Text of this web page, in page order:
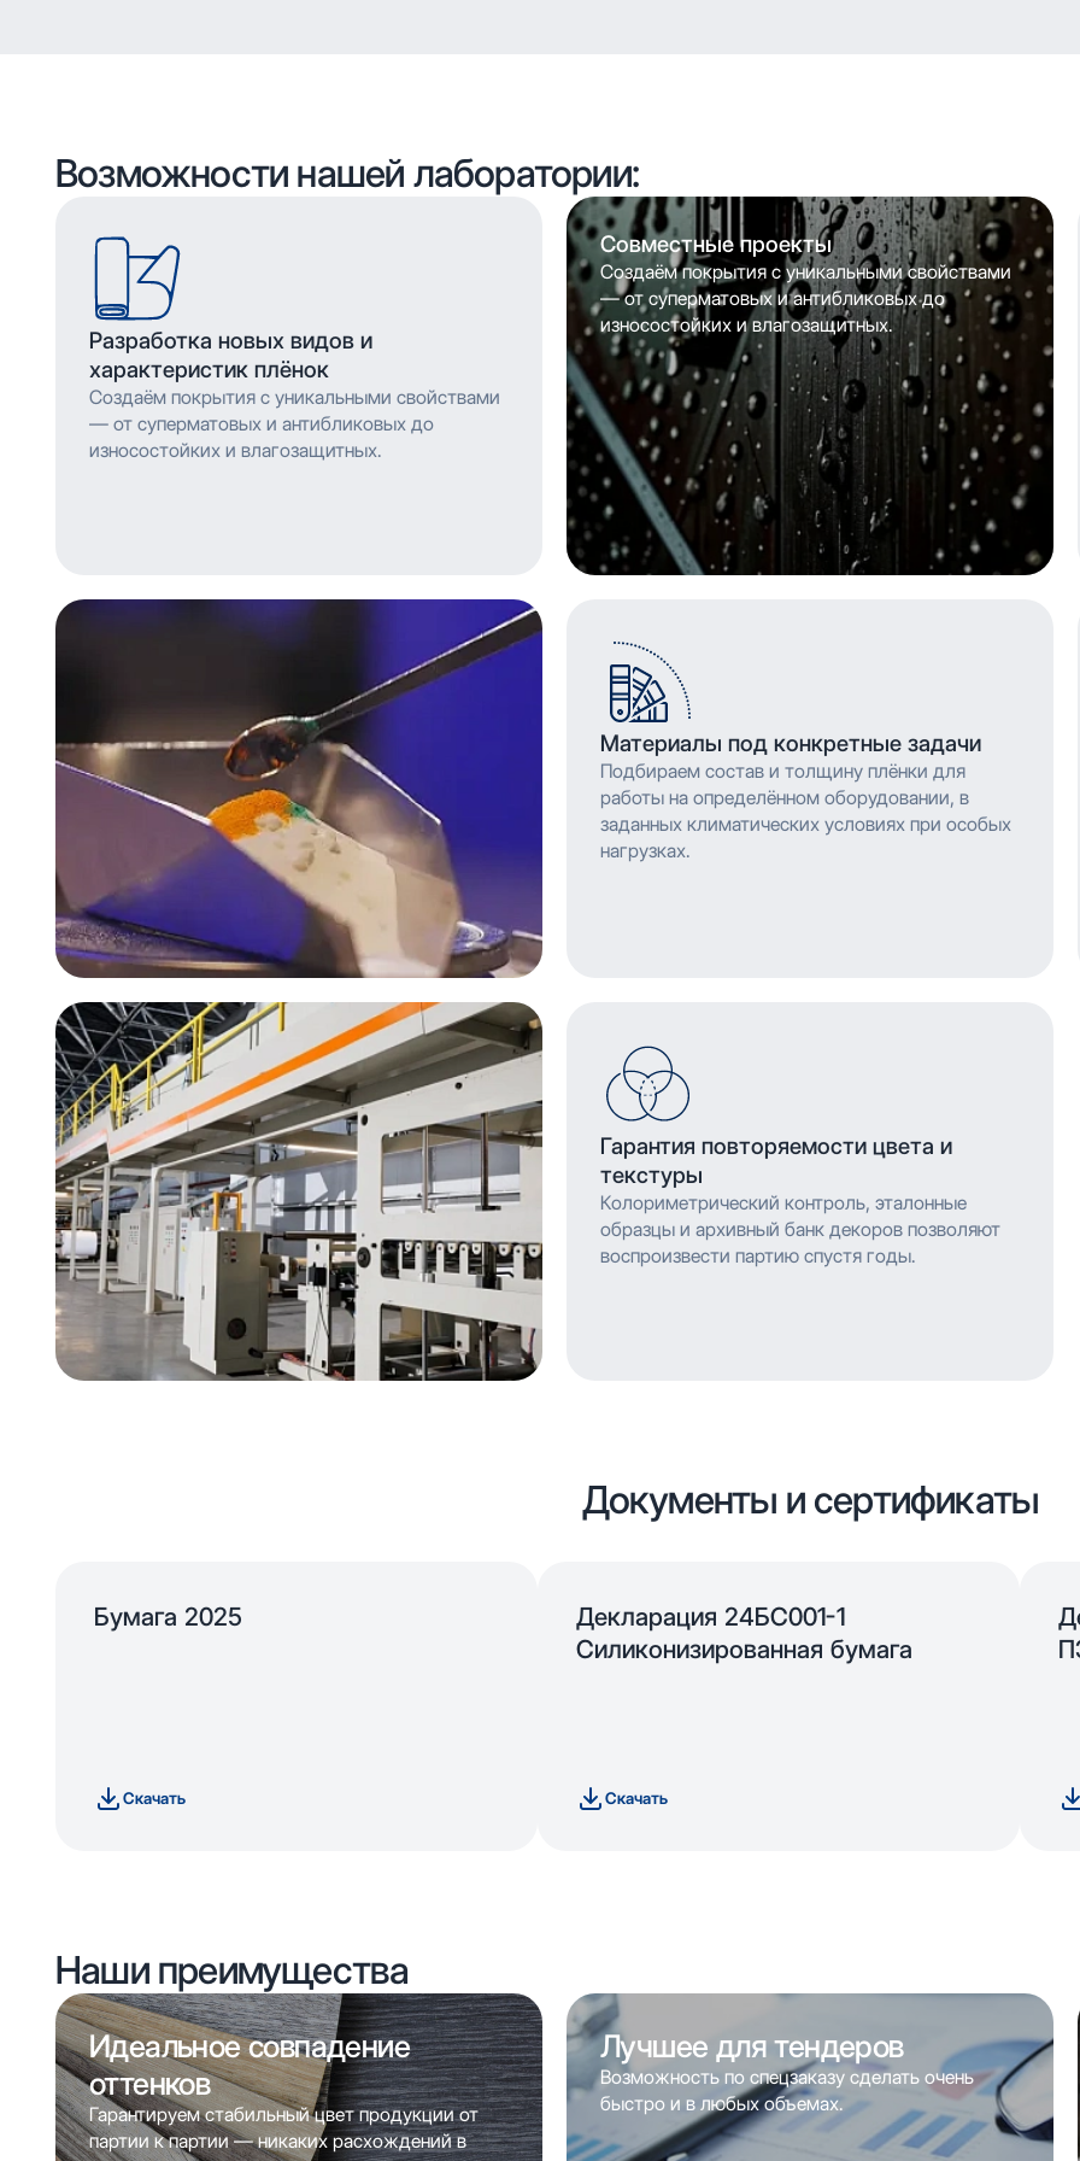
Возможности нашей лаборатории:
Разработка новых видов и
характеристик плёнок
Создаём покрытия с уникальными свойствами
— от суперматовых и антибликовых до
износостойких и влагозащитных.
Совместные проекты
Создаём покрытия с уникальными свойствами
— от суперматовых и антибликовых до
износостойких и влагозащитных.
Материалы под конкретные задачи
Подбираем состав и толщину плёнки для
работы на определённом оборудовании, в
заданных климатических условиях при особых
нагрузках.
Гарантия повторяемости цвета и
текстуры
Колориметрический контроль, эталонные
образцы и архивный банк декоров позволяют
воспроизвести партию спустя годы.
Документы и сертификаты
Бумага 2025
Скачать
Декларация 24БС001-1
Силиконизированная бумага
Скачать
Наши преимущества
Идеальное совпадение
оттенков
Гарантируем стабильный цвет продукции от
партии к партии — никаких расхождений в
Лучшее для тендеров
Возможность по спецзаказу сделать очень
быстро и в любых объемах.